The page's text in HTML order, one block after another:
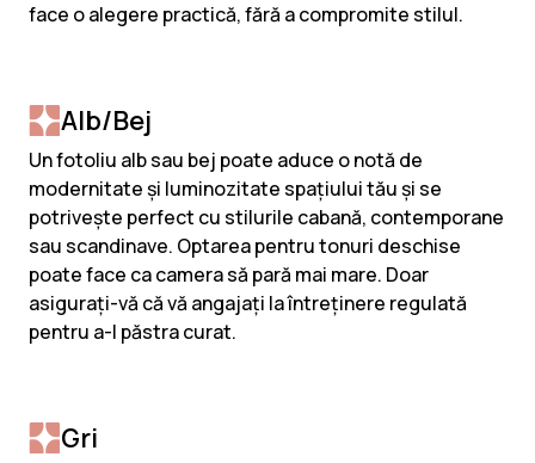
face o alegere practică, fără a compromite stilul.
Alb/Bej
Un fotoliu alb sau bej poate aduce o notă de
modernitate și luminozitate spațiului tău și se
potrivește perfect cu stilurile cabană, contemporane
sau scandinave. Optarea pentru tonuri deschise
poate face ca camera să pară mai mare. Doar
asigurați-vă că vă angajați la întreținere regulată
pentru a-l păstra curat.
Gri